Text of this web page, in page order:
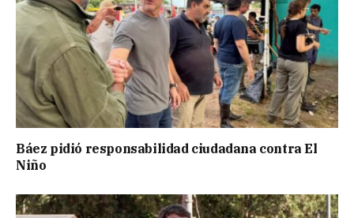
Báez pidió responsabilidad ciudadana contra El
Niño